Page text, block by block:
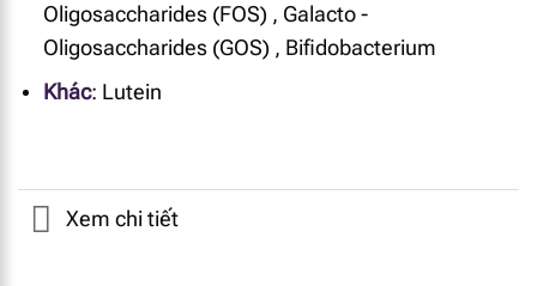
Oligosaccharides (FOS) , Galacto -
Oligosaccharides (GOS) , Bifidobacterium
Khác: Lutein
Xem chi tiết